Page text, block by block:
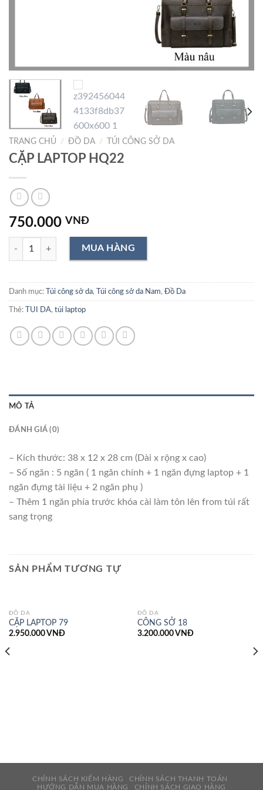
TRANG CHỦ / ĐỒ DA / TÚI CÔNG SỞ DA
CẶP LAPTOP HQ22
750.000 VNĐ
CẶP LAPTOP HQ22 số lượng
Danh mục: Túi công sở da, Túi công sở da Nam, Đồ Da
Thẻ: TUI DA, túi laptop
MÔ TẢ
ĐÁNH GIÁ (0)
– Kích thước: 38 x 12 x 28 cm (Dài x rộng x cao)
– Số ngăn : 5 ngăn ( 1 ngăn chính + 1 ngăn đựng laptop + 1
ngăn đựng tài liệu + 2 ngăn phụ )
– Thêm 1 ngăn phía trước khóa cài làm tôn lên from túi rất
sang trọng
SẢN PHẨM TƯƠNG TỰ
ĐỒ DA
CẶP LAPTOP 79
2.950.000VNĐ
ĐỒ DA
CÔNG SỞ 18
3.200.000VNĐ
CHÍNH SÁCH KIỂM HÀNG
CHÍNH SÁCH THANH TOÁN
HƯỚNG DẪN MUA HÀNG
CHÍNH SÁCH GIAO HÀNG